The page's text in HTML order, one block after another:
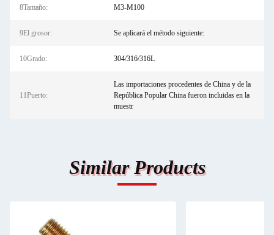
8Tamaño: M3-M100
9El grosor: Se aplicará el método siguiente:
10Grado: 304/316/316L
11Puerto:
Las importaciones procedentes de China y de la
República Popular China fueron incluidas en la
muestr
Similar Products